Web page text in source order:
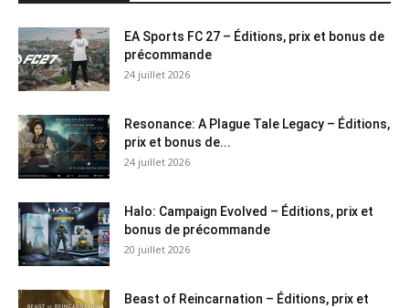
EA Sports FC 27 – Éditions, prix et bonus de
précommande
24 juillet 2026
Resonance: A Plague Tale Legacy – Éditions,
prix et bonus de...
24 juillet 2026
Halo: Campaign Evolved – Éditions, prix et
bonus de précommande
20 juillet 2026
Beast of Reincarnation – Éditions, prix et